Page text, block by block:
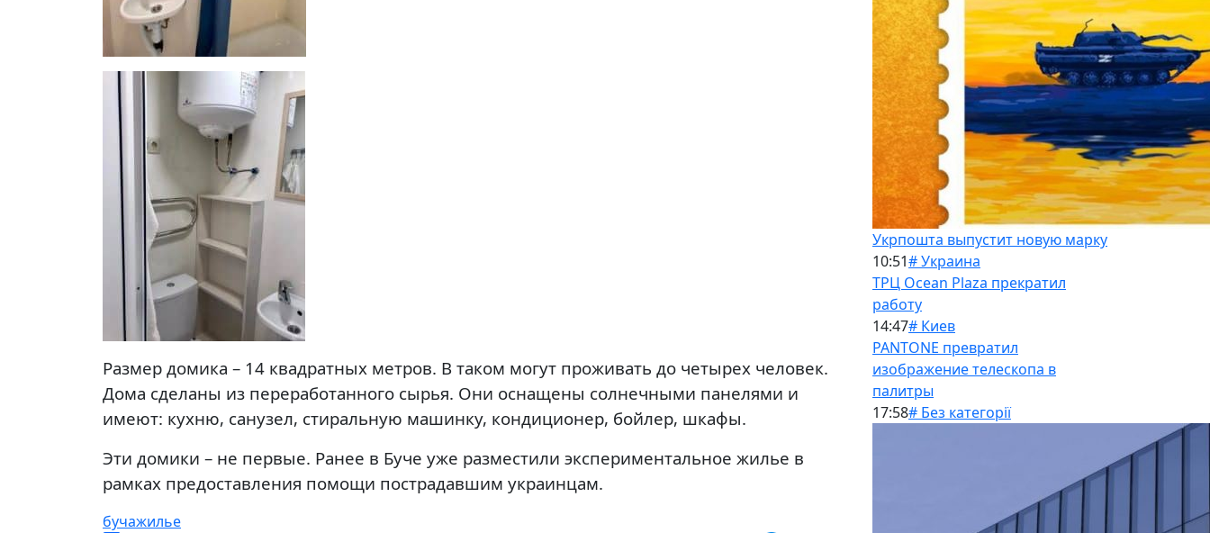
Размер домика – 14 квадратных метров. В таком могут проживать до четырех человек.
Дома сделаны из переработанного сырья. Они оснащены солнечными панелями и
имеют: кухню, санузел, стиральную машинку, кондиционер, бойлер, шкафы.
Эти домики – не первые. Ранее в Буче уже разместили экспериментальное жилье в
рамках предоставления помощи пострадавшим украинцам.
бучажилье
Укрпошта выпустит новую марку
10:51# Украина
ТРЦ Ocean Plaza прекратил
работу
14:47# Киев
PANTONE превратил
изображение телескопа в
палитры
17:58# Без категорії